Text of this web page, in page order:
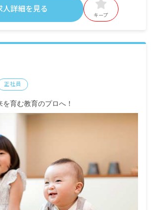
※みなし残業代10時間分（13,000円以上）を含
む。10時間を超過した場合は別途支給。
賞与年2回（3月／9月）（業績手当として）
全国一律1,050円となります。
人詳細を見る
キープ
正社員
育む教育のプロへ！